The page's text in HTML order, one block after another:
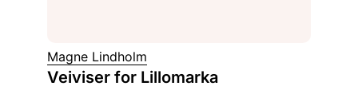
Magne Lindholm
Veiviser for Lillomarka